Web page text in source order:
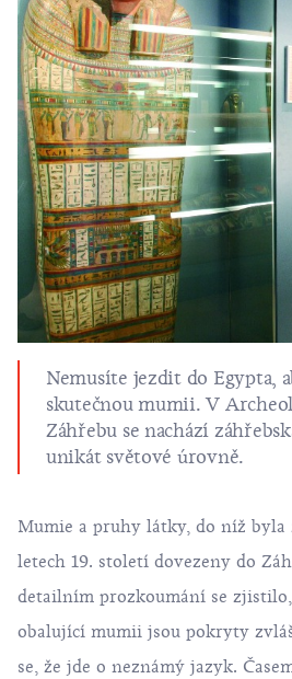
Nemusíte jezdit do Egypta,
skutečnou mumii. V
Záhřebu se nachází
unikát světové úrovně.
Mumie a pruhy látky, do níž byla
letech 19. století dovezeny do
detailním prozkoumání se
obalující mumii jsou pokryty
se, že jde o neznámý jazyk.